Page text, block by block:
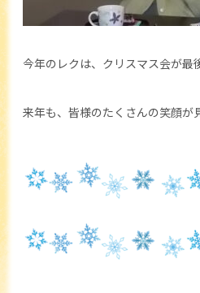
今年のレクは、クリスマス会が最
来年も、皆様のたくさんの笑顔が